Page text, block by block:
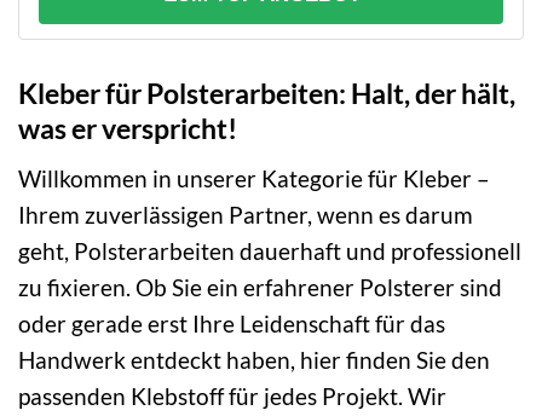
Kleber für Polsterarbeiten: Halt, der hält,
was er verspricht!
Willkommen in unserer Kategorie für Kleber –
Ihrem zuverlässigen Partner, wenn es darum
geht, Polsterarbeiten dauerhaft und professionell
zu fixieren. Ob Sie ein erfahrener Polsterer sind
oder gerade erst Ihre Leidenschaft für das
Handwerk entdeckt haben, hier finden Sie den
passenden Klebstoff für jedes Projekt. Wir